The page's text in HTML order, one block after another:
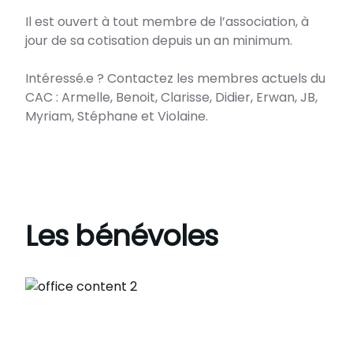
Il est ouvert à tout membre de l’association, à
jour de sa cotisation depuis un an minimum.
Intéressé.e ? Contactez les membres actuels du
CAC : Armelle, Benoit, Clarisse, Didier, Erwan, JB,
Les bénévoles